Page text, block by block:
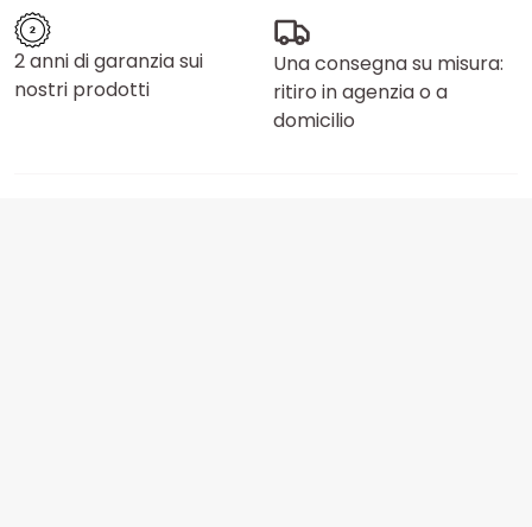
2 anni di garanzia sui
nostri prodotti
Una consegna su misura:
ritiro in agenzia o a
domicilio